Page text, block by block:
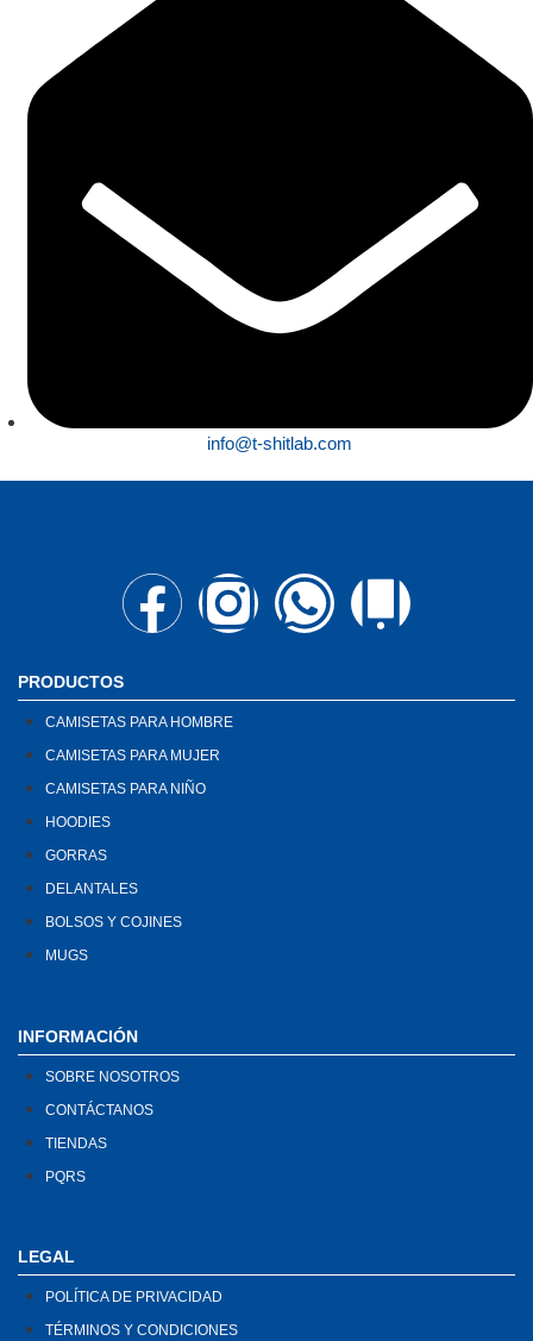
info@t-shitlab.com
PRODUCTOS
CAMISETAS PARA HOMBRE
CAMISETAS PARA MUJER
CAMISETAS PARA NIÑO
HOODIES
GORRAS
DELANTALES
BOLSOS Y COJINES
MUGS
INFORMACIÓN
SOBRE NOSOTROS
CONTÁCTANOS
TIENDAS
PQRS
LEGAL
POLÍTICA DE PRIVACIDAD
TÉRMINOS Y CONDICIONES